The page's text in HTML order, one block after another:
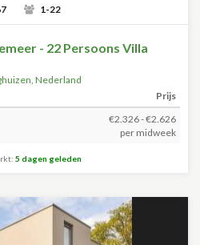
1-22
- 22 Persoons Villa
, Nederland
Prijs
€2.326 - €2.626
per midweek
5 dagen geleden